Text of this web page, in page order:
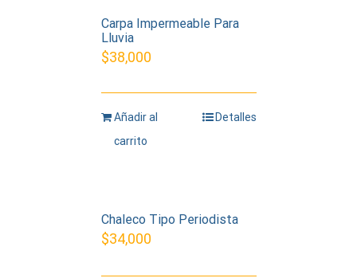
Carpa Impermeable Para
Lluvia
$38,000
Añadir al
carrito
Detalles
Chaleco Tipo Periodista
$34,000